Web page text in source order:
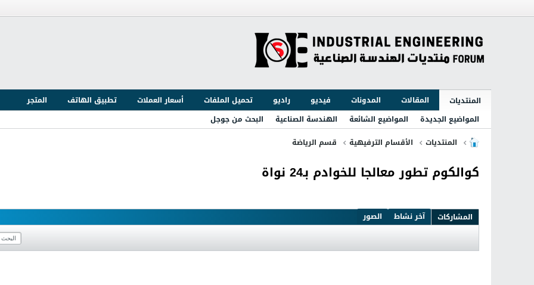
المنتديات المقالات المدونات فيديو راديو تحميل الملفات أسعار العملات تطبيق الهاتف
المتجر
المواضيع الجديدة
المواضيع الشائعة الهندسة الصناعية
البحث من جوجل
المنتديات
الأقسام الترفيهية قسم الرياضة
كوالكوم تطور معالجا للخوادم بـ24 نواة
المشاركات آخر نشاط الصور